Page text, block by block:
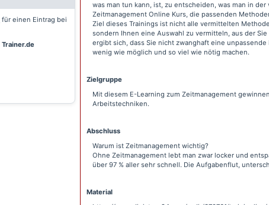
für einen Eintrag bei
Trainer.de
was man tun kann, ist, zu entscheiden, was man in
Zeitmanagement Online Kurs, die passenden
Ziel dieses Trainings ist nicht alle vermittelten
sondern Ihnen eine Auswahl zu vermitteln, aus der
ergibt sich, dass Sie nicht zwanghaft eine
wenig wie möglich und so viel wie nötig machen.
Zielgruppe
Mit diesem E-Learning zum Zeitmanagement
Arbeitstechniken.
Abschluss
Warum ist Zeitmanagement wichtig?
Ohne Zeitmanagement lebt man zwar locker und
über 97 % aller sehr schnell. Die Aufgabenflut,
Material